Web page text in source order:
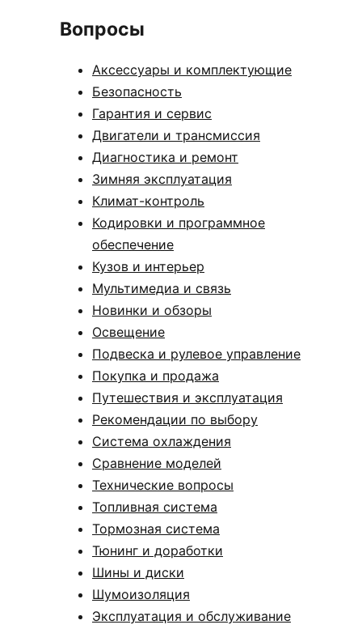
Вопросы
Аксессуары и комплектующие
Безопасность
Гарантия и сервис
Двигатели и трансмиссия
Диагностика и ремонт
Зимняя эксплуатация
Климат-контроль
Кодировки и программное
обеспечение
Кузов и интерьер
Мультимедиа и связь
Новинки и обзоры
Освещение
Подвеска и рулевое управление
Покупка и продажа
Путешествия и эксплуатация
Рекомендации по выбору
Система охлаждения
Сравнение моделей
Технические вопросы
Топливная система
Тормозная система
Тюнинг и доработки
Шины и диски
Шумоизоляция
Эксплуатация и обслуживание